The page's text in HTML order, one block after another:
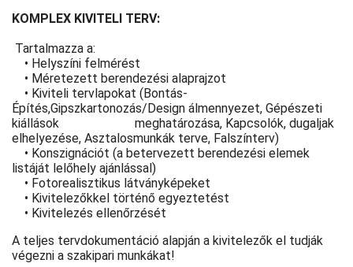
KOMPLEX KIVITELI TERV:
Tartalmazza a:
• Helyszíni felmérést
• Méretezett berendezési alaprajzot
• Kiviteli tervlapokat (Bontás-
Építés,Gipszkartonozás/Design álmennyezet, Gépészeti
kiállások meghatározása, Kapcsolók, dugaljak
elhelyezése, Asztalosmunkák terve, Falszínterv)
• Konszignációt (a betervezett berendezési elemek
listáját lelőhely ajánlással)
• Fotorealisztikus látványképeket
• Kivitelezőkkel történő egyeztetést
• Kivitelezés ellenőrzését
A teljes tervdokumentáció alapján a kivitelezők el tudják
végezni a szakipari munkákat!